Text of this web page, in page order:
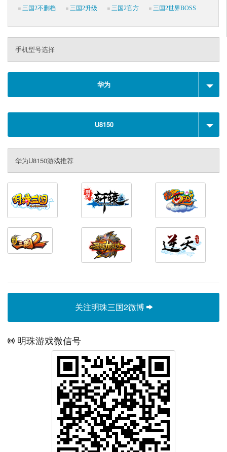
三国2不删档
三国2升级 三国2官方 三国2世界BOSS
手机型号选择
华为
U8150
华为U8150游戏推荐
关注明珠三国2微博
明珠游戏微信号